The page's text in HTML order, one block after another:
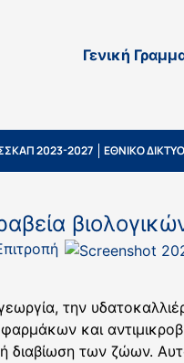
Γενική
2023-2027 ΕΘΝΙΚΟ
την
και
διαβίωση των ζώων.